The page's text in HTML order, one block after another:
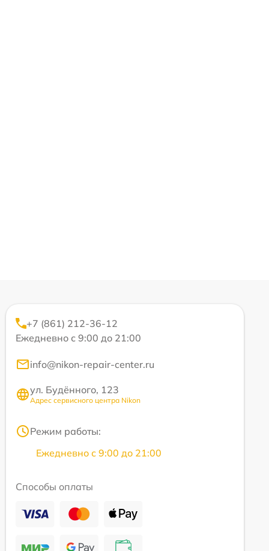
+7 (861) 212-36-12
Ежедневно с 9:00 до 21:00
info@nikon-repair-center.ru
ул. Будённого, 123
Адрес сервисного центра Nikon
Режим работы:
Ежедневно с 9:00 до 21:00
Способы оплаты